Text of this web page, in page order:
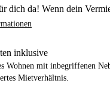
dich da! Wenn dein
inklusive
Wohnen mit inbegriffenen
Mietverhältnis.